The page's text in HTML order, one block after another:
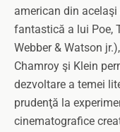
american din
fantastică a lui Poe,
Webber & Watson
Chamroy şi Klein
dezvoltare a temei
prudenţă la
cinematografice